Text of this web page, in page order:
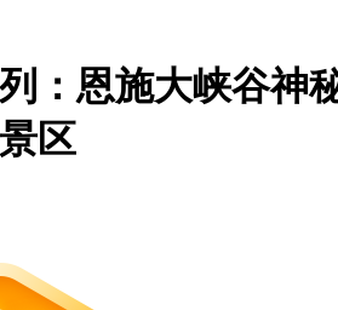
：恩施大峡谷神
区